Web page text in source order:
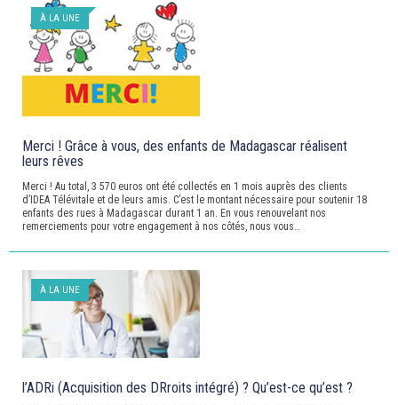
À LA UNE
Merci ! Grâce à vous, des enfants de Madagascar réalisent
leurs rêves
Merci ! Au total, 3 570 euros ont été collectés en 1 mois auprès des clients
d’IDEA Télévitale et de leurs amis. C’est le montant nécessaire pour soutenir 18
enfants des rues à Madagascar durant 1 an. En vous renouvelant nos
remerciements pour votre engagement à nos côtés, nous vous…
À LA UNE
l’ADRi (Acquisition des DRroits intégré) ? Qu’est-ce qu’est ?